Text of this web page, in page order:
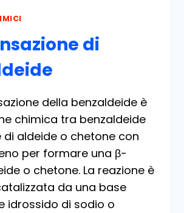
di
della benzaldeide è
chimica tra benzaldeide
di aldeide o chetone con
per formare una β-
o chetone. La reazione è
da una base
idrossido di sodio o